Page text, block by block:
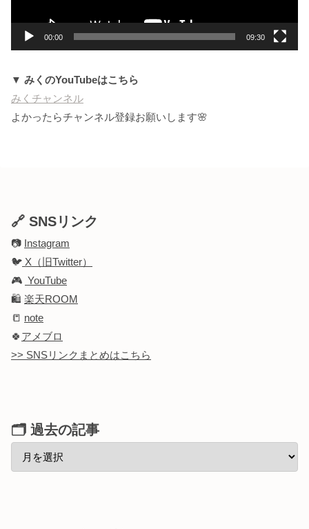
00:00 09:30
▼ みくのYouTubeはこちら
みくチャンネル
よかったらチャンネル登録お願いします🌸
🔗 SNSリンク
📷 Instagram
🐦 X（旧Twitter）
🎮 YouTube
🛍️ 楽天ROOM
📒 note
🍀アメブロ
>> SNSリンクまとめはこちら
🗂 過去の記事